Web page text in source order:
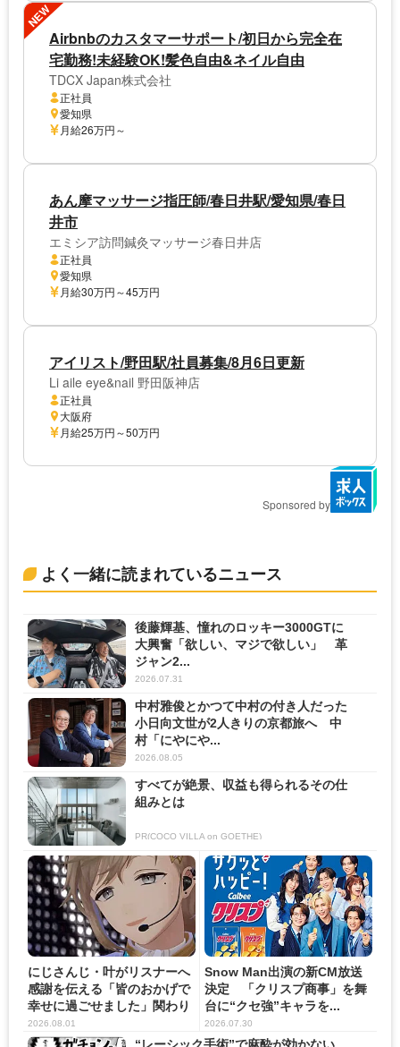
NEW
Airbnbのカスタマーサポート/初日から完全在
宅勤務!未経験OK!髪色自由&ネイル自由
TDCX Japan株式会社
正社員
愛知県
月給26万円～
あん摩マッサージ指圧師/春日井駅/愛知県/春日
井市
エミシア訪問鍼灸マッサージ春日井店
正社員
愛知県
月給30万円～45万円
アイリスト/野田駅/社員募集/8月6日更新
Li aile eye&nail 野田阪神店
正社員
大阪府
月給25万円～50万円
Sponsored by
よく一緒に読まれているニュース
後藤輝基、憧れのロッキー3000GTに
大興奮「欲しい、マジで欲しい」 革
ジャン2...
2026.07.31
中村雅俊とかつて中村の付き人だった
小日向文世が2人きりの京都旅へ 中
村「にやにや...
2026.08.05
すべてが絶景、収益も得られるその仕
組みとは
PR(COCO VILLA on GOETHE)
にじさんじ・叶がリスナーへ
感謝を伝える「皆のおかげで
幸せに過ごせました」関わり
の...
2026.08.01
Snow Man出演の新CM放送
決定 「クリスプ商事」を舞
台に“クセ強”キャラを...
2026.07.30